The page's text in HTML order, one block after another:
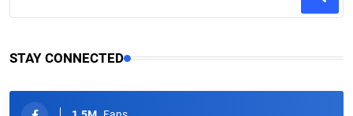
STAY CONNECTED